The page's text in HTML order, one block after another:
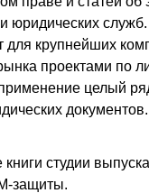
юридических
для крупнейших
проектами по
целый
документов.
книги студии
защиты.